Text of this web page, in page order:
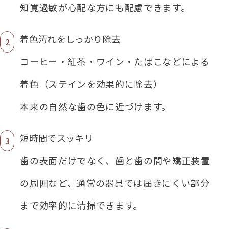
知覚過敏が心配な方にも配慮できます。
着色汚れをしっかり除去
コーヒー・紅茶・ワイン・たばこなどによる
着色（ステインを効果的に除去）
本来の自然な歯の色に近づけます。
短時間でスッキリ
歯の表面だけでなく、歯と歯の間や矯正装置
の周囲など、通常の器具では届きにくい部分
まで効率的に清掃できます。